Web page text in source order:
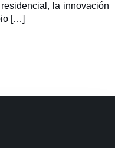
la innovación
[…]